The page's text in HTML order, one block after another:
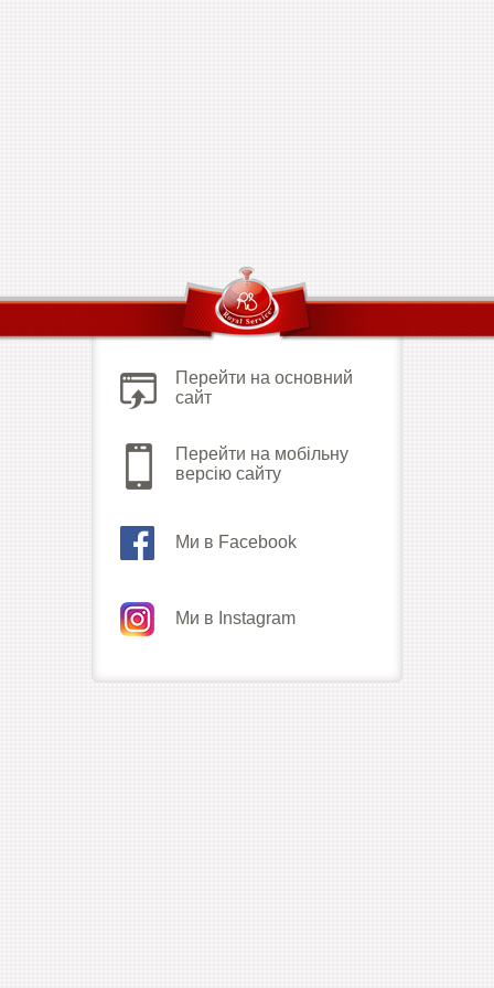
Перейти на основний
сайт
Перейти на мобільну
версію сайту
Ми в Facebook
Ми в Instagram